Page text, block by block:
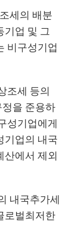
세의 배분
기업 및 그
비구성기업
조세 등의
을 준용하
성기업에게
기업의 내국
산에서 제외
내국추가세
로벌최저한